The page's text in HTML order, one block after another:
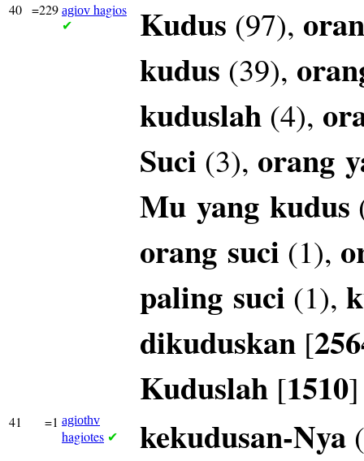
40 =229 agiov hagios
✔ Kudus (97),
kudus (39),
kuduslah (4),
Suci (3), orang
Mu yang kudus
orang suci (1),
paling suci (1),
dikuduskan [
Kuduslah [1510
41 =1 agiothv
hagiotes ✔ kekudusan-Nya